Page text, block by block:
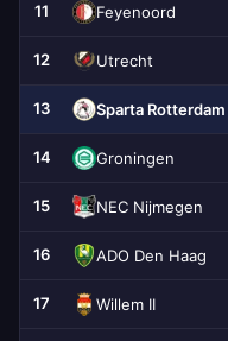
11 Feyenoord
12 Utrecht
13 Sparta Rotterdam
14 Groningen
15 NEC Nijmegen
16 ADO Den Haag
17 Willem II